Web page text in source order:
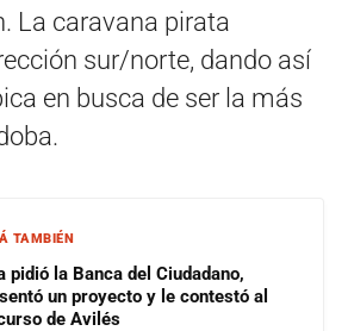
La caravana pirata
sur/norte, dando así
en busca de ser la más
TAMBIÉN
pidió la Banca del Ciudadano,
un proyecto y le contestó al
de Avilés